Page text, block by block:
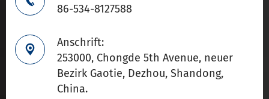
86-534-8127588

Anschrift:
253000, Chongde 5th Avenue, neuer
Bezirk Gaotie, Dezhou, Shandong,
China.